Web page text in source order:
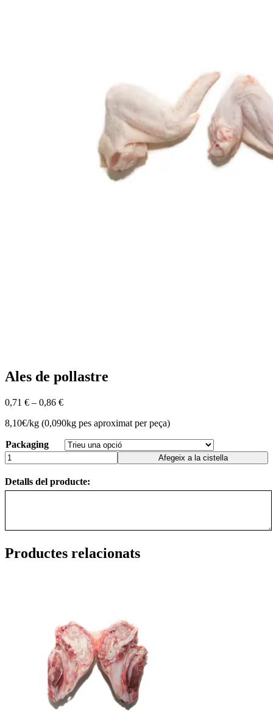
Ales de pollastre
0,71 € – 0,86 €
8,10€/kg (0,090kg pes aproximat per peça)
Packaging
Afegeix a la cistella
Detalls del producte:
Productes relacionats